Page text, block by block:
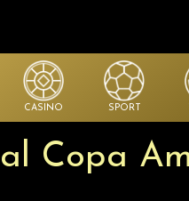
CASINO SPORT
Copa